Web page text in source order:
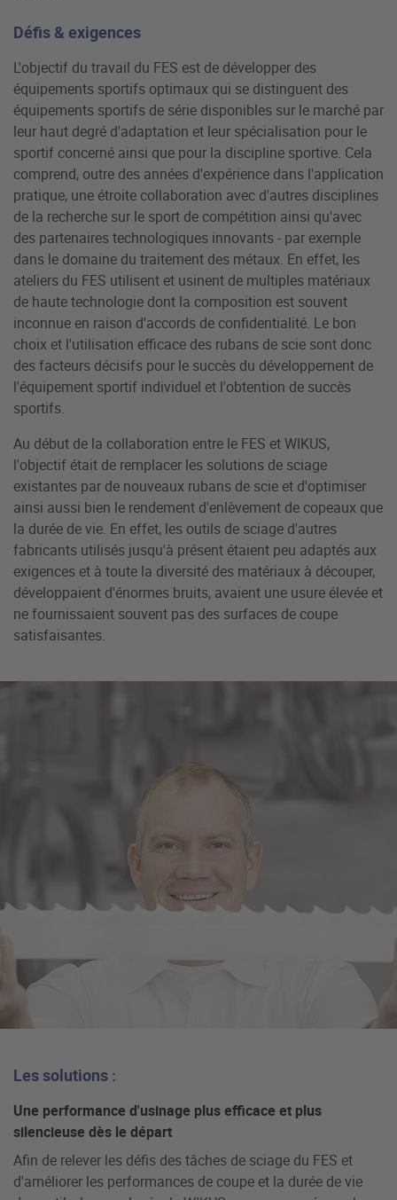
Défis & exigences
L'objectif du travail du FES est de développer des
équipements sportifs optimaux qui se distinguent des
équipements sportifs de série disponibles sur le marché par
leur haut degré d'adaptation et leur spécialisation pour le
sportif concerné ainsi que pour la discipline sportive. Cela
comprend, outre des années d'expérience dans l'application
pratique, une étroite collaboration avec d'autres disciplines
de la recherche sur le sport de compétition ainsi qu'avec
des partenaires technologiques innovants - par exemple
dans le domaine du traitement des métaux. En effet, les
ateliers du FES utilisent et usinent de multiples matériaux
de haute technologie dont la composition est souvent
inconnue en raison d'accords de confidentialité. Le bon
choix et l'utilisation efficace des rubans de scie sont donc
des facteurs décisifs pour le succès du développement de
l'équipement sportif individuel et l'obtention de succès
sportifs.
Au début de la collaboration entre le FES et WIKUS,
l'objectif était de remplacer les solutions de sciage
existantes par de nouveaux rubans de scie et d'optimiser
ainsi aussi bien le rendement d'enlèvement de copeaux que
la durée de vie. En effet, les outils de sciage d'autres
fabricants utilisés jusqu'à présent étaient peu adaptés aux
exigences et à toute la diversité des matériaux à découper,
développaient d'énormes bruits, avaient une usure élevée et
ne fournissaient souvent pas des surfaces de coupe
satisfaisantes.
Les solutions :
Une performance d'usinage plus efficace et plus
silencieuse dès le départ
Afin de relever les défis des tâches de sciage du FES et
d'améliorer les performances de coupe et la durée de vie